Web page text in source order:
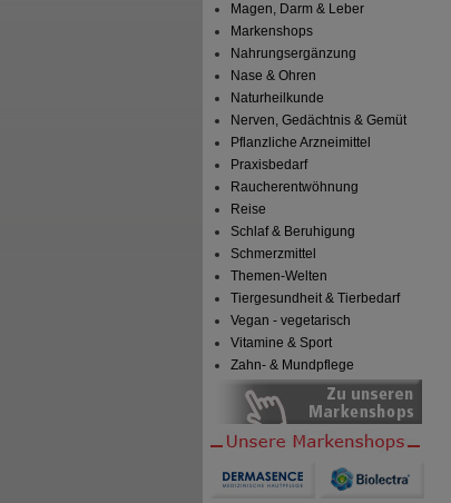
Magen, Darm & Leber
Markenshops
Nahrungsergänzung
Nase & Ohren
Naturheilkunde
Nerven, Gedächtnis & Gemüt
Pflanzliche Arzneimittel
Praxisbedarf
Raucherentwöhnung
Reise
Schlaf & Beruhigung
Schmerzmittel
Themen-Welten
Tiergesundheit & Tierbedarf
Vegan - vegetarisch
Vitamine & Sport
Zahn- & Mundpflege